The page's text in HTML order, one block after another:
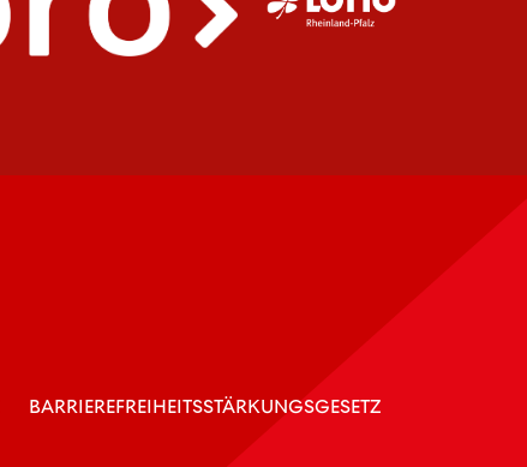
BARRIEREFREIHEITSSTÄRKUNGSGESETZ